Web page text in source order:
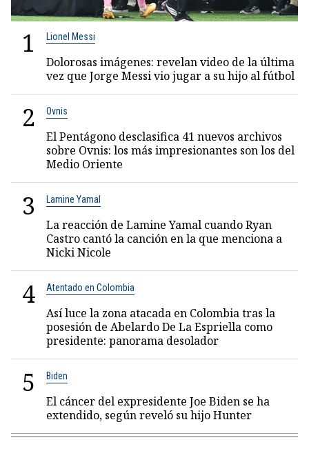
1 Lionel Messi
Dolorosas imágenes: revelan video de la última
vez que Jorge Messi vio jugar a su hijo al fútbol
2 Ovnis
El Pentágono desclasifica 41 nuevos archivos
sobre Ovnis: los más impresionantes son los del
Medio Oriente
3 Lamine Yamal
La reacción de Lamine Yamal cuando Ryan
Castro cantó la canción en la que menciona a
Nicki Nicole
4 Atentado en Colombia
Así luce la zona atacada en Colombia tras la
posesión de Abelardo De La Espriella como
presidente: panorama desolador
5 Biden
El cáncer del expresidente Joe Biden se ha
extendido, según reveló su hijo Hunter